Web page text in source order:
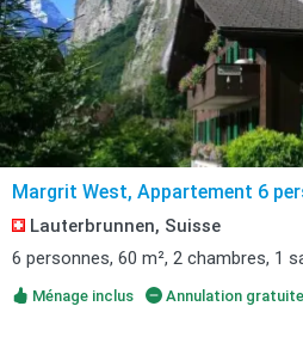
Margrit West, Appartement 6
Lauterbrunnen, Suisse
6 personnes, 60 m², 2 chambres, 1
Ménage inclus Annulation